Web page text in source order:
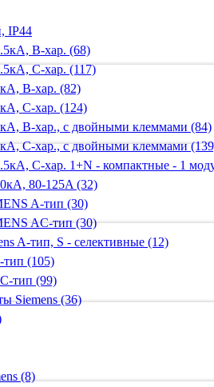
IP44
B-хар. (68)
C-хар. (117)
B-хар. (82)
С-хар. (124)
B-хар., с двойными клеммами (84)
C-хар., с двойными клеммами
C-хар. 1+N - компактные - 1
80-125A (32)
A-тип (30)
AС-тип (30)
A-тип, S - селективные (12)
тип (105)
тип (99)
Siemens (36)
(8)